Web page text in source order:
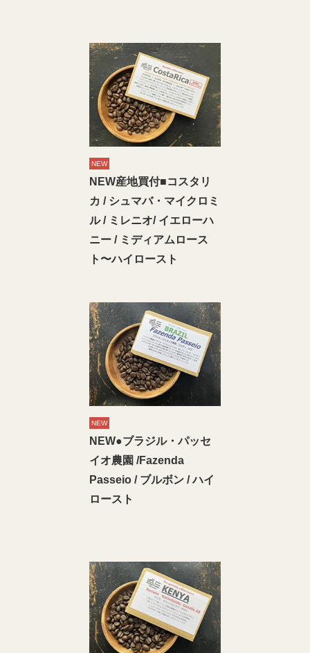
NEW
NEW産地買付■コスタリ
カ / シュマバ・マイクロミ
ル / ミレニオ/ イエローハ
ニー / ミディアムロース
ト〜ハイロースト
NEW
NEW●ブラジル・パッセ
イオ農園 /Fazenda
Passeio / ブルボン / ハイ
ロースト